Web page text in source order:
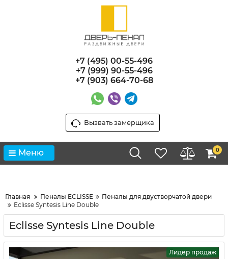
+7 (495) 00-55-496
+7 (999) 90-55-496
+7 (903) 664-70-68
Вызвать замерщика
Меню 0
Главная Пеналы ECLISSE
Пеналы для двустворчатой двери
Eclisse Syntesis Line Double
Eclisse Syntesis Line Double
Лидер продаж